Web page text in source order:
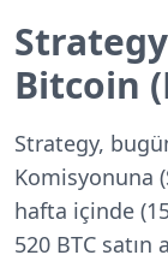
Bitcoin
Strategy,
Komisyonuna
hafta içinde
520 BTC satın